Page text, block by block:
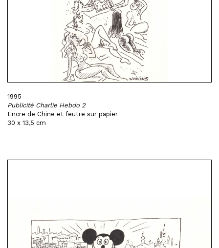
1995
Publicité Charlie Hebdo 2
Encre de Chine et feutre sur papier
30 x 13,5 cm